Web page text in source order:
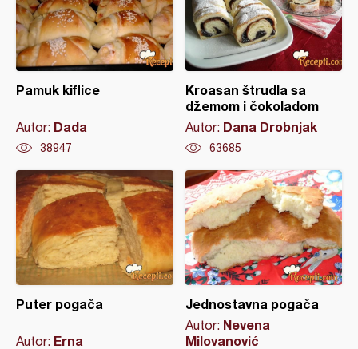
Pamuk kiflice
Autor: Dada
38947
Kroasan štrudla sa
džemom i čokoladom
Autor: Dana Drobnjak
63685
Puter pogača
Autor: Erna
Jednostavna pogača
Autor: Nevena
Milovanović